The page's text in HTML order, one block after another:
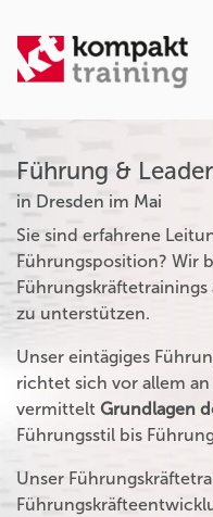
Führung &
in Dresden im Mai
Sie sind erfahrene
Führungsposition? Wir
zu unterstützen.
Unser eintägiges
richtet sich vor allem an
vermittelt Grundlagen
Führungsstil bis
Unser